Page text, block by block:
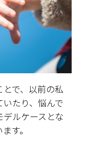
で、以前の私
たり、悩んで
ルケースとな
す。